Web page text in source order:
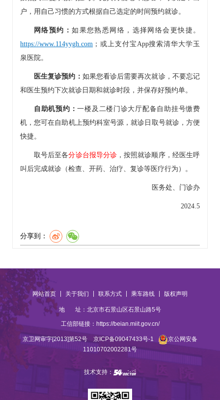
户，用自己习惯的方式根据自己选定的时间预约就诊。
网络预约：如果您熟悉网络，选择网络会更快捷。
https://www.114yygh.com ；或上支付宝App搜索清华大学玉
泉医院。
医生复诊预约： 如果您看诊后需要再次就诊，不要忘记
和医生预约下次就诊日期和就诊时段，并保存好预约单。
自助机预约：一楼及二楼门诊大厅配备自助挂号缴费
机，您可在自助机上预约科室号源，就诊日取号就诊，方便
快捷。
取号后至各分诊台报导分诊 ，按照就诊顺序，经医生呼
叫后完成就诊（检查、开药、治疗、复诊等医疗行为）。
医务处 门诊办
2024.5
分享到：
网站首页 关于我们 联系方式 乘车路线 版权声明
地 址：北京市石景山区石景山路5号
工信部链接： https://beian.miit.gov.cn/
京卫网审字[2013]第52号 京ICP备09047433号-1
京公网安备
11010702002281号
技术支持：